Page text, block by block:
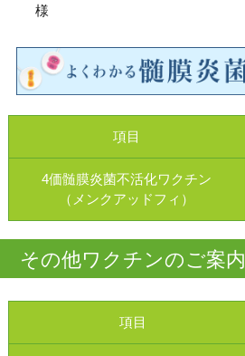
様
項目
4価髄膜炎菌不活化ワクチン
（メンクアッドフィ）
その他ワクチンのご案内
項目